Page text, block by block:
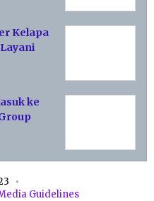
Kelapa
ke
Guidelines